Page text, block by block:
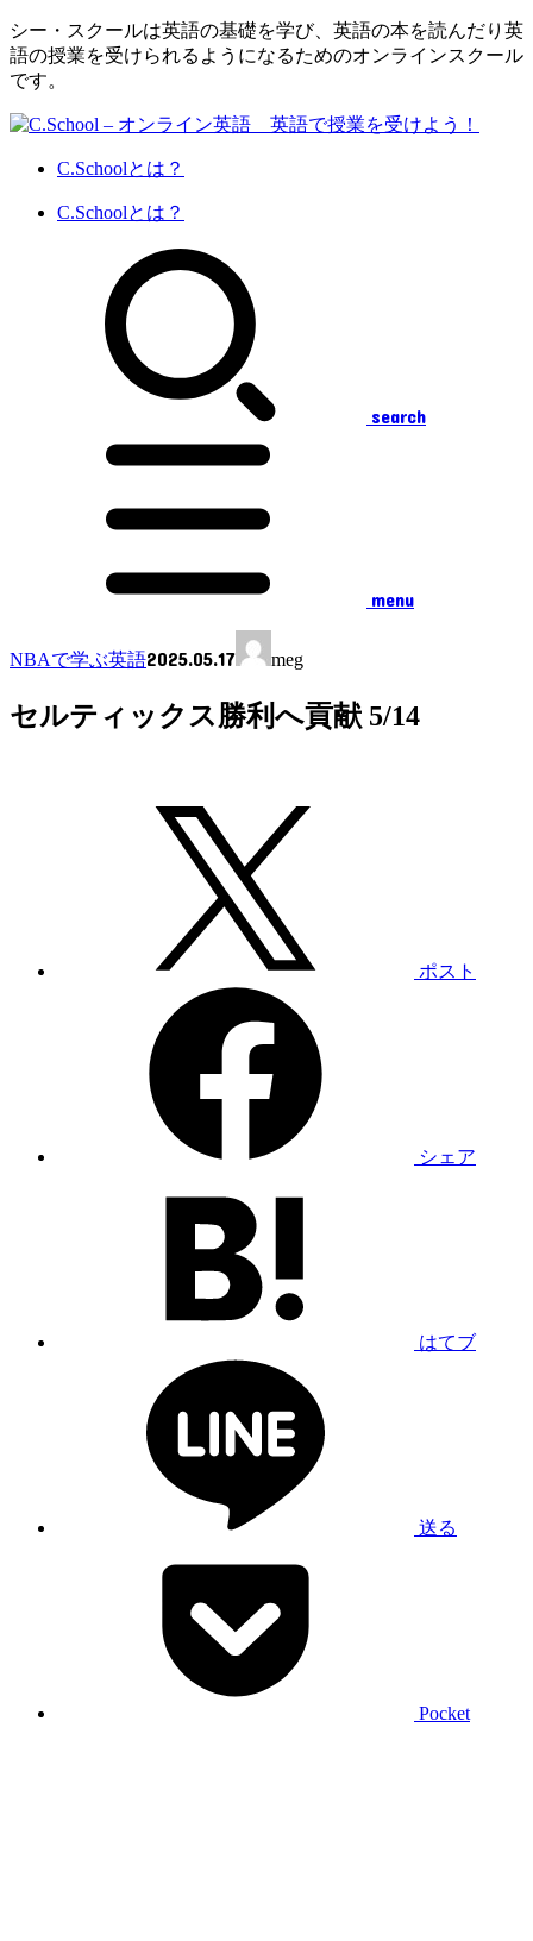
シー・スクールは英語の基礎を学び、英語の本を読んだり英
語の授業を受けられるようになるためのオンラインスクール
です。
C.Schoolとは？
C.Schoolとは？
search
menu
NBAで学ぶ英語2025.05.17 meg
セルティックス勝利へ貢献 5/14
ポスト
シェア
はてブ
送る
Pocket